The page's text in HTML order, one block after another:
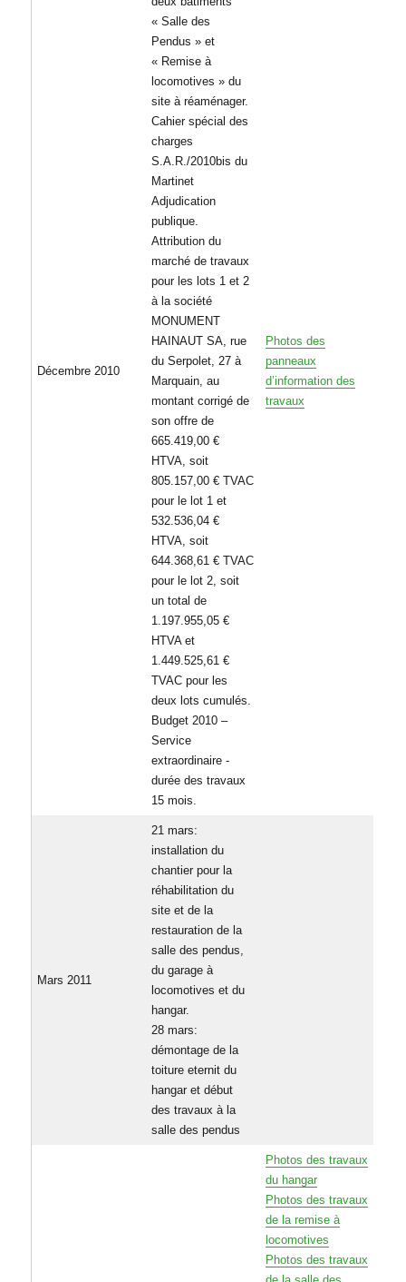
Décembre 2010
« Salle des
Pendus » et
« Remise à
locomotives » du
site à réaménager.
Cahier spécial des
charges
S.A.R./2010bis du
Martinet
Adjudication
publique.
Attribution du
marché de travaux
pour les lots 1 et 2
à la société
MONUMENT
HAINAUT SA, rue
du Serpolet, 27 à
Marquain, au
montant corrigé de
son offre de
665.419,00 €
HTVA, soit
805.157,00 € TVAC
pour le lot 1 et
532.536,04 €
HTVA, soit
644.368,61 € TVAC
pour le lot 2, soit
un total de
1.197.955,05 €
HTVA et
1.449.525,61 €
TVAC pour les
deux lots cumulés.
Budget 2010 –
Service
extraordinaire -
durée des travaux
15 mois.
Photos des
panneaux
d’information des
travaux
Mars 2011
21 mars:
installation du
chantier pour la
réhabilitation du
site et de la
restauration de la
salle des pendus,
du garage à
locomotives et du
hangar.
28 mars:
démontage de la
toiture eternit du
hangar et début
des travaux à la
salle des pendus
Photos des travaux
du hangar
Photos des travaux
de la remise à
locomotives
Photos des travaux